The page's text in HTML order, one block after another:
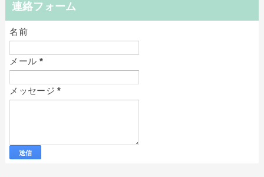
連絡フォーム
名前
メール *
メッセージ*